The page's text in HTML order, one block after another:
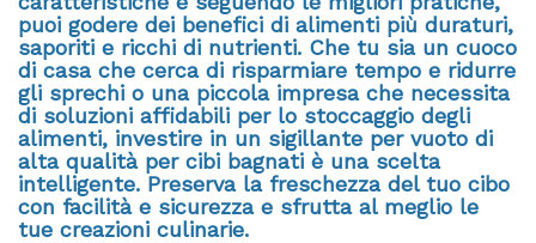
puoi godere dei benefici di alimenti più duraturi,
saporiti e ricchi di nutrienti. Che tu sia un cuoco
di casa che cerca di risparmiare tempo e ridurre
gli sprechi o una piccola impresa che necessita
di soluzioni affidabili per lo stoccaggio degli
alimenti, investire in un sigillante per vuoto di
alta qualità per cibi bagnati è una scelta
intelligente. Preserva la freschezza del tuo cibo
con facilità e sicurezza e sfrutta al meglio le
tue creazioni culinarie.